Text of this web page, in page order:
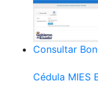
Consultar
Cédula MIES